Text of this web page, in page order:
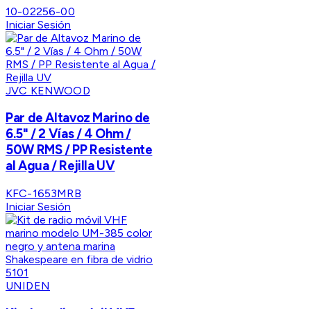
10-02256-00
Iniciar Sesión
JVC KENWOOD
Par de Altavoz Marino de
6.5" / 2 Vías / 4 Ohm /
50W RMS / PP Resistente
al Agua / Rejilla UV
KFC-1653MRB
Iniciar Sesión
UNIDEN